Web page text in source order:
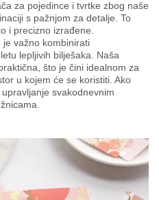
za pojedince i tvrtke zbog naše
s pažnjom za detalje. To
i precizno izrađene.
je važno kombinirati
lepljivih bilješaka. Naša
što je čini idealnom za
u kojem će se koristiti. Ako
svakodnevnim